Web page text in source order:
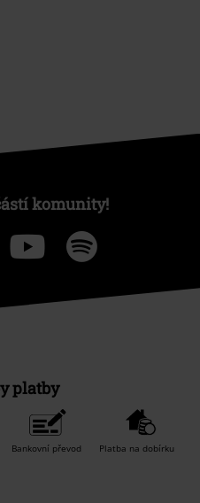
komunity!
platby
Bankovní převod Platba na dobírku